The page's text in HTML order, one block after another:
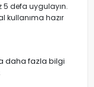
defa uygulayın.
kullanıma hazır
daha fazla bilgi